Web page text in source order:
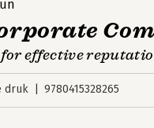
effective
druk 9780415328265